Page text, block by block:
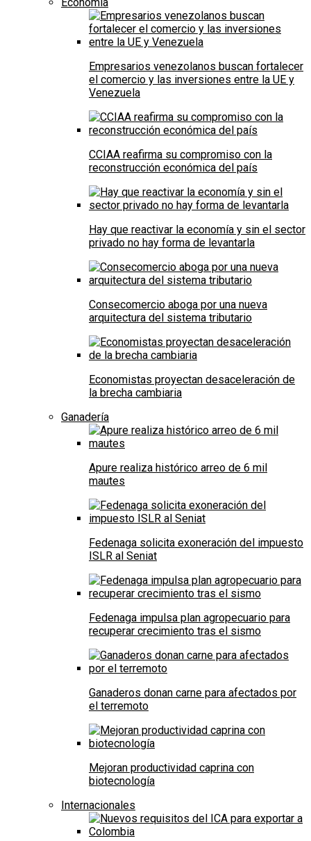
Economía
Empresarios venezolanos buscan fortalecer
el comercio y las inversiones entre la UE y
Venezuela
CCIAA reafirma su compromiso con la
reconstrucción económica del país
Hay que reactivar la economía y sin el sector
privado no hay forma de levantarla
Consecomercio aboga por una nueva
arquitectura del sistema tributario
Economistas proyectan desaceleración de
la brecha cambiaria
Ganadería
Apure realiza histórico arreo de 6 mil
mautes
Fedenaga solicita exoneración del impuesto
ISLR al Seniat
Fedenaga impulsa plan agropecuario para
recuperar crecimiento tras el sismo
Ganaderos donan carne para afectados por
el terremoto
Mejoran productividad caprina con
biotecnología
Internacionales